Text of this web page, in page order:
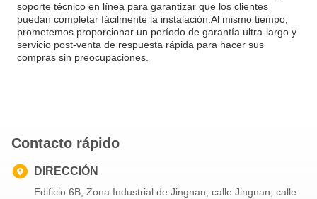
soporte técnico en línea para garantizar que los clientes
puedan completar fácilmente la instalación.Al mismo tiempo,
prometemos proporcionar un período de garantía ultra-largo y
servicio post-venta de respuesta rápida para hacer sus
compras sin preocupaciones.
Contacto rápido
DIRECCIÓN
Edificio 6B, Zona Industrial de Jingnan, calle Jingnan, calle